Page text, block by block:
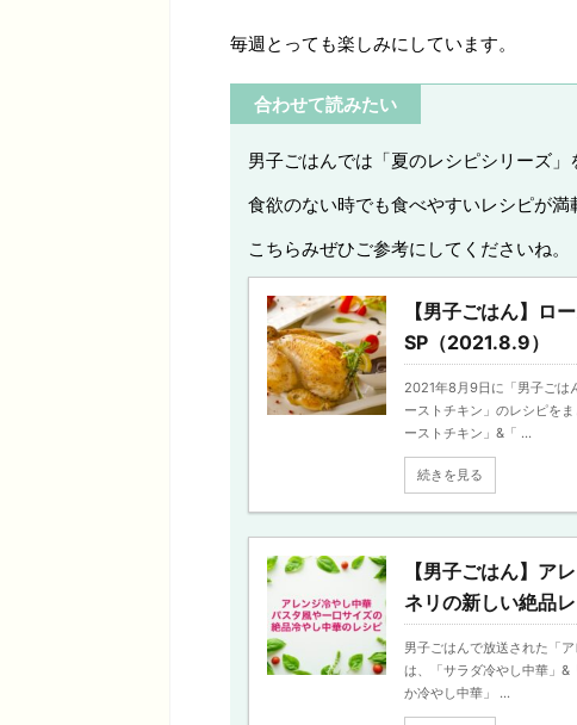
毎週とっても楽しみにしています。
合わせて読みたい
男子ごはんでは「夏のレシピシリーズ」
食欲のない時でも食べやすいレシピが満
こちらみぜひご参考にしてくださいね。
【男子ごはん】ロ
SP（2021.8.9）
2021年8月9日に「男子ごは
ーストチキン」のレシピを
ーストチキン」&「 ...
続きを見る
【男子ごはん】ア
ネリの新しい絶品
男子ごはんで放送された「
は、「サラダ冷やし中華」&
か冷やし中華」 ...